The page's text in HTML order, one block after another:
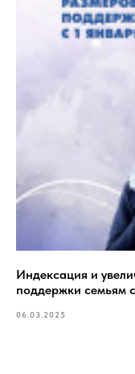
Индексация и
поддержки семьям
06.03.2025